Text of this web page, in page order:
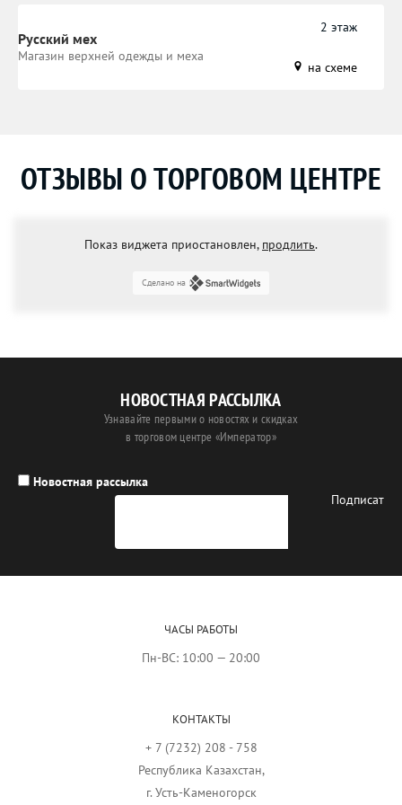
Русский мех
Магазин верхней одежды и меха
2 этаж
на схеме
ОТЗЫВЫ О ТОРГОВОМ ЦЕНТРЕ
Показ виджета приостановлен, продлить.
Сделано на
НОВОСТНАЯ РАССЫЛКА
Узнавайте первыми о новостях и скидках
в торговом центре «Император»
Новостная рассылка
ЧАСЫ РАБОТЫ
Пн-ВС: 10:00 — 20:00
КОНТАКТЫ
+ 7 (7232) 208 - 758
Республика Казахстан,
г. Усть-Каменогорск